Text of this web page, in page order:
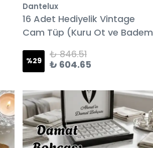
Dantelux
16 Adet Hediyelik Vintage
Cam Tüp (Kuru Ot ve Badem
%29
₺ 846.51
₺ 604.65